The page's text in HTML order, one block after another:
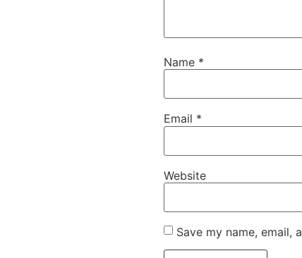
Name *
Email *
Website
Save my name, email,